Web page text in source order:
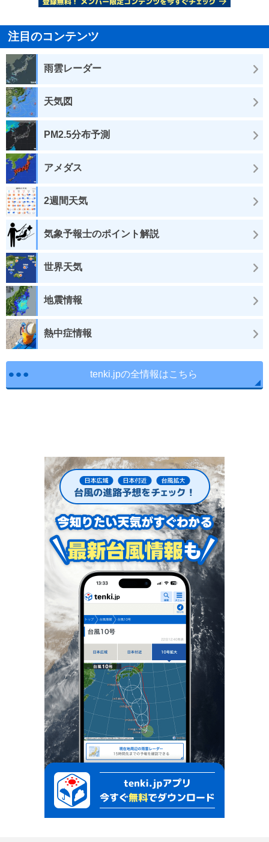
注目のコンテンツ
雨雲レーダー
天気図
PM2.5分布予測
アメダス
2週間天気
気象予報士のポイント解説
世界天気
地震情報
熱中症情報
tenki.jpの全情報はこちら